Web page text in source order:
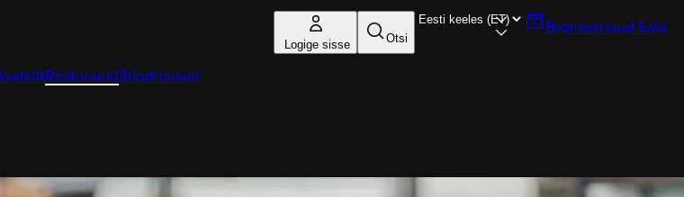
Logige sisse Otsi
Broneeri laud Salo
RestoranidSündmused